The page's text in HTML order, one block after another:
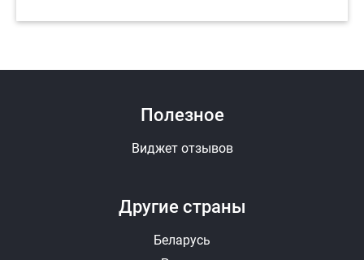
Другие страны
Беларусь
Полезное
Виджет отзывов